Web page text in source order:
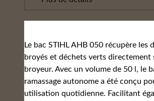
Le bac STIHL AHB 050 récupère les
broyés et déchets verts directement
broyeur. Avec un volume de 50 l, le
ramassage autonome a été conçu
utilisation quotidienne. Facilitant